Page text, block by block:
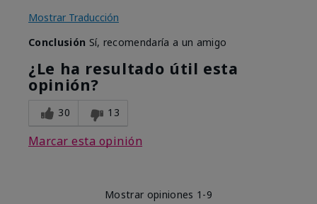
Mostrar Traducción
Conclusión Sí, recomendaría a un amigo
¿Le ha resultado útil esta
opinión?
30 13
Marcar esta opinión
Mostrar opiniones 1-9